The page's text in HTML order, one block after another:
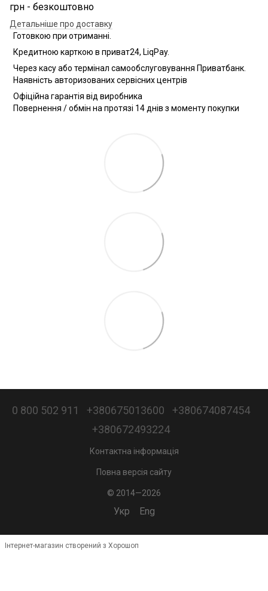
грн - безкоштовно
Детальніше про доставку
Готовкою при отриманні.
Кредитною карткою в приват24, LiqPay.
Через касу або термінал самообслуговування Приватбанк.
Наявність авторизованих сервісних центрів
Офіційна гарантія від виробника
Повернення / обмін на протязі 14 днів з моменту покупки
0 800 502 911 +380675013600
+380674087454
+380672493224
Контактна інформація
Повна версія сайту
© 2014—2026
Укр Eng
Інтернет-магазин створений з Хорошоп